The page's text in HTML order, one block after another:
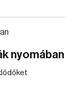
nyomában